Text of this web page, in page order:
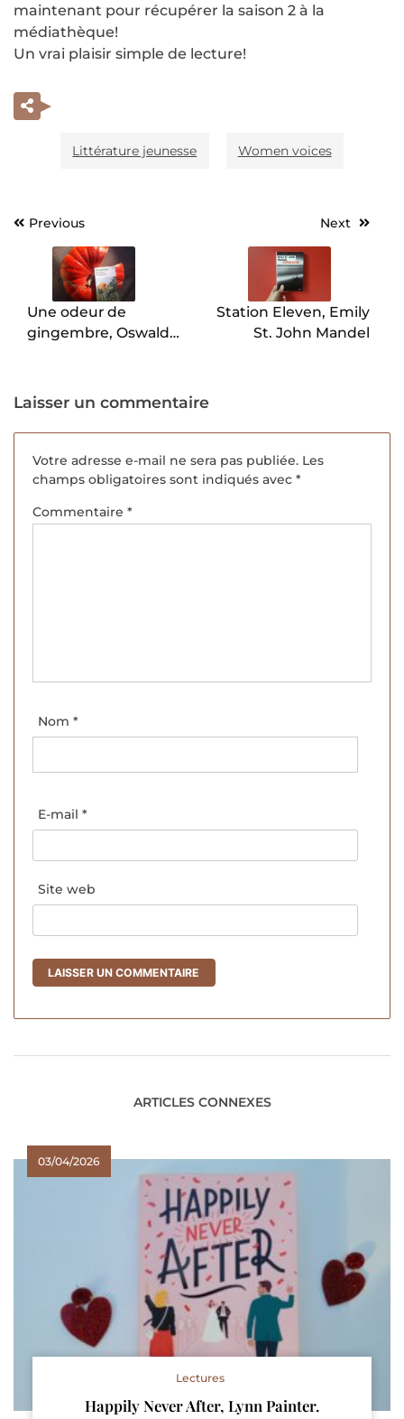
maintenant pour récupérer la saison 2 à la
médiathèque!
Un vrai plaisir simple de lecture!
Littérature jeunesse Women voices
Navigation
l’article
Previous
Une odeur de
gingembre, Oswald
Next
Station Eleven, Emily
St. John Mandel
Laisser un commentaire
Votre adresse e-mail ne sera pas publiée. Les
champs obligatoires sont indiqués avec *
Commentaire *
Nom *
E-mail *
Site web
ARTICLES CONNEXES
03/04/2026
Lectures
Happily Never After, Lynn Painter.